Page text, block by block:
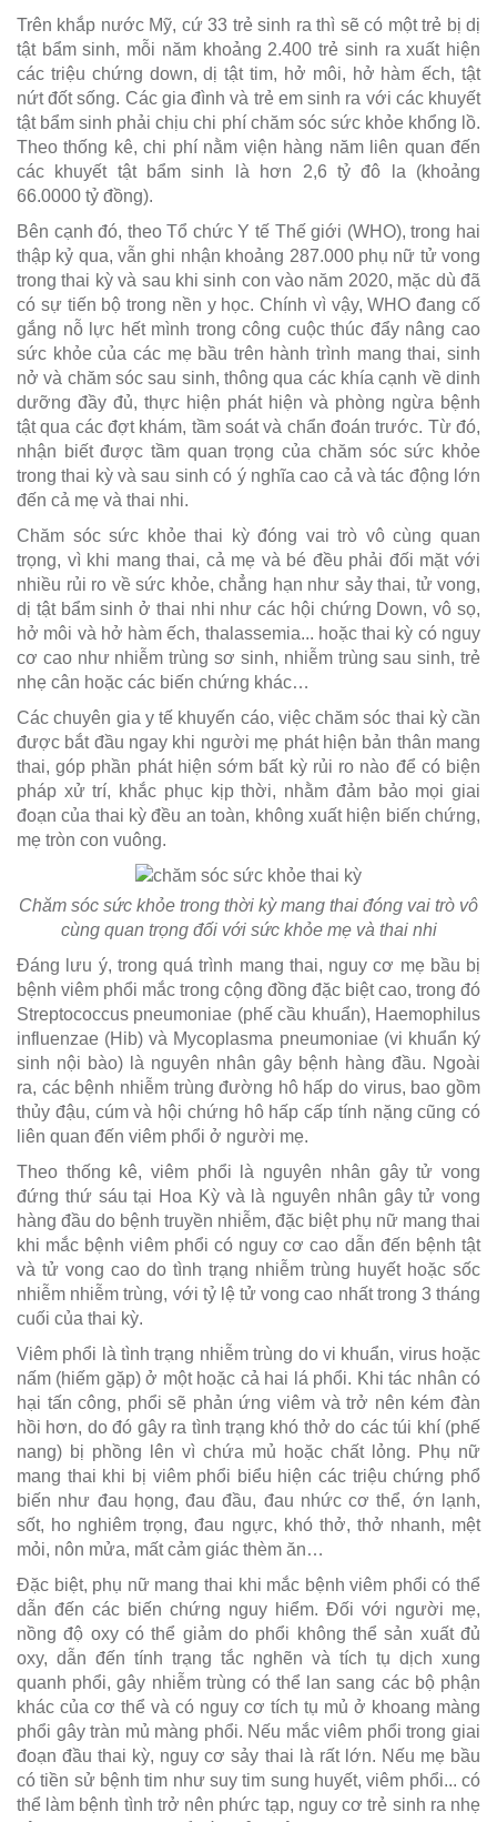
Trên khắp nước Mỹ, cứ 33 trẻ sinh ra thì sẽ có một trẻ bị dị
tật bẩm sinh, mỗi năm khoảng 2.400 trẻ sinh ra xuất hiện
các triệu chứng down, dị tật tim, hở môi, hở hàm ếch, tật
nứt đốt sống. Các gia đình và trẻ em sinh ra với các khuyết
tật bẩm sinh phải chịu chi phí chăm sóc sức khỏe khổng lồ.
Theo thống kê, chi phí nằm viện hàng năm liên quan đến
các khuyết tật bẩm sinh là hơn 2,6 tỷ đô la (khoảng
66.0000 tỷ đồng).
Bên cạnh đó, theo Tổ chức Y tế Thế giới (WHO), trong hai
thập kỷ qua, vẫn ghi nhận khoảng 287.000 phụ nữ tử vong
trong thai kỳ và sau khi sinh con vào năm 2020, mặc dù đã
có sự tiến bộ trong nền y học. Chính vì vậy, WHO đang cố
gắng nỗ lực hết mình trong công cuộc thúc đẩy nâng cao
sức khỏe của các mẹ bầu trên hành trình mang thai, sinh
nở và chăm sóc sau sinh, thông qua các khía cạnh về dinh
dưỡng đầy đủ, thực hiện phát hiện và phòng ngừa bệnh
tật qua các đợt khám, tầm soát và chẩn đoán trước. Từ đó,
nhận biết được tầm quan trọng của chăm sóc sức khỏe
trong thai kỳ và sau sinh có ý nghĩa cao cả và tác động lớn
đến cả mẹ và thai nhi.
Chăm sóc sức khỏe thai kỳ đóng vai trò vô cùng quan
trọng, vì khi mang thai, cả mẹ và bé đều phải đối mặt với
nhiều rủi ro về sức khỏe, chẳng hạn như sảy thai, tử vong,
dị tật bẩm sinh ở thai nhi như các hội chứng Down, vô sọ,
hở môi và hở hàm ếch, thalassemia... hoặc thai kỳ có nguy
cơ cao như nhiễm trùng sơ sinh, nhiễm trùng sau sinh, trẻ
nhẹ cân hoặc các biến chứng khác…
Các chuyên gia y tế khuyến cáo, việc chăm sóc thai kỳ cần
được bắt đầu ngay khi người mẹ phát hiện bản thân mang
thai, góp phần phát hiện sớm bất kỳ rủi ro nào để có biện
pháp xử trí, khắc phục kịp thời, nhằm đảm bảo mọi giai
đoạn của thai kỳ đều an toàn, không xuất hiện biến chứng,
mẹ tròn con vuông.
Chăm sóc sức khỏe trong thời kỳ mang thai đóng vai trò vô
cùng quan trọng đối với sức khỏe mẹ và thai nhi
Đáng lưu ý, trong quá trình mang thai, nguy cơ mẹ bầu bị
bệnh viêm phổi mắc trong cộng đồng đặc biệt cao, trong đó
Streptococcus pneumoniae (phế cầu khuẩn), Haemophilus
influenzae (Hib) và Mycoplasma pneumoniae (vi khuẩn ký
sinh nội bào) là nguyên nhân gây bệnh hàng đầu. Ngoài
ra, các bệnh nhiễm trùng đường hô hấp do virus, bao gồm
thủy đậu, cúm và hội chứng hô hấp cấp tính nặng cũng có
liên quan đến viêm phổi ở người mẹ.
Theo thống kê, viêm phổi là nguyên nhân gây tử vong
đứng thứ sáu tại Hoa Kỳ và là nguyên nhân gây tử vong
hàng đầu do bệnh truyền nhiễm, đặc biệt phụ nữ mang thai
khi mắc bệnh viêm phổi có nguy cơ cao dẫn đến bệnh tật
và tử vong cao do tình trạng nhiễm trùng huyết hoặc sốc
nhiễm nhiễm trùng, với tỷ lệ tử vong cao nhất trong 3 tháng
cuối của thai kỳ.
Viêm phổi là tình trạng nhiễm trùng do vi khuẩn, virus hoặc
nấm (hiếm gặp) ở một hoặc cả hai lá phổi. Khi tác nhân có
hại tấn công, phổi sẽ phản ứng viêm và trở nên kém đàn
hồi hơn, do đó gây ra tình trạng khó thở do các túi khí (phế
nang) bị phồng lên vì chứa mủ hoặc chất lỏng. Phụ nữ
mang thai khi bị viêm phổi biểu hiện các triệu chứng phổ
biến như đau họng, đau đầu, đau nhức cơ thể, ớn lạnh,
sốt, ho nghiêm trọng, đau ngực, khó thở, thở nhanh, mệt
mỏi, nôn mửa, mất cảm giác thèm ăn…
Đặc biệt, phụ nữ mang thai khi mắc bệnh viêm phổi có thể
dẫn đến các biến chứng nguy hiểm. Đối với người mẹ,
nồng độ oxy có thể giảm do phổi không thể sản xuất đủ
oxy, dẫn đến tính trạng tắc nghẽn và tích tụ dịch xung
quanh phổi, gây nhiễm trùng có thể lan sang các bộ phận
khác của cơ thể và có nguy cơ tích tụ mủ ở khoang màng
phổi gây tràn mủ màng phổi. Nếu mắc viêm phổi trong giai
đoạn đầu thai kỳ, nguy cơ sảy thai là rất lớn. Nếu mẹ bầu
có tiền sử bệnh tim như suy tim sung huyết, viêm phổi... có
thể làm bệnh tình trở nên phức tạp, nguy cơ trẻ sinh ra nhẹ